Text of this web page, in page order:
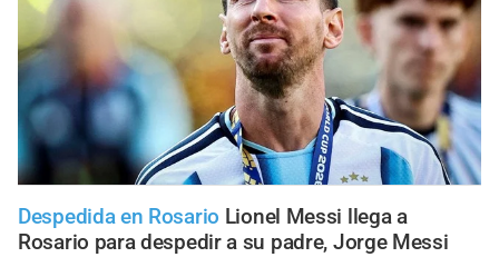
Despedida en Rosario Lionel Messi llega a
Rosario para despedir a su padre, Jorge Messi